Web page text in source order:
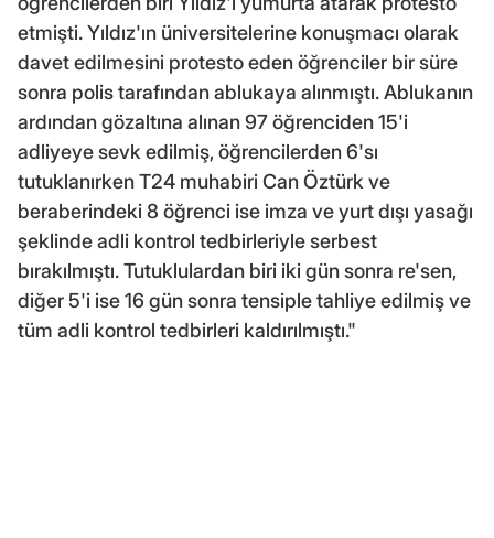
etmişti. Yıldız'ın üniversitelerine konuşmacı olarak
davet edilmesini protesto eden öğrenciler bir süre
sonra polis tarafından ablukaya alınmıştı. Ablukanın
ardından gözaltına alınan 97 öğrenciden 15'i
adliyeye sevk edilmiş, öğrencilerden 6'sı
tutuklanırken T24 muhabiri Can Öztürk ve
beraberindeki 8 öğrenci ise imza ve yurt dışı yasağı
şeklinde adli kontrol tedbirleriyle serbest
bırakılmıştı. Tutuklulardan biri iki gün sonra re'sen,
diğer 5'i ise 16 gün sonra tensiple tahliye edilmiş ve
tüm adli kontrol tedbirleri kaldırılmıştı."